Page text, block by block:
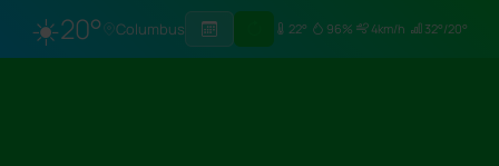
☀️20° Columbus 22° 96% 4km/h 32°/20°